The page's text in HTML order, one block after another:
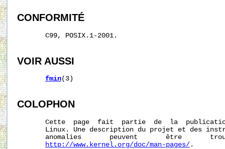
CONFORMITÉ
       C99, POSIX.1-2001.
VOIR AUSSI
fmin(3)
COLOPHON
Cette  page  fait  partie  de  la
Linux. Une description du projet et des
anomalies       peuvent       être
http://www.kernel.org/doc/man-pages/ .